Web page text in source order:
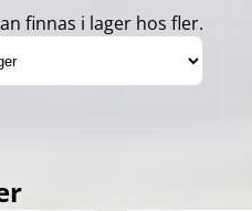
finnas i lager hos fler.